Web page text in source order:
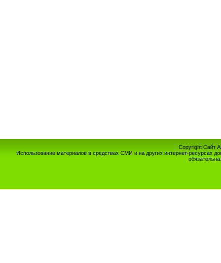
Copyright Сайт
Использование материалов в средствах СМИ и на других интернет-ресурсах
обязательна.